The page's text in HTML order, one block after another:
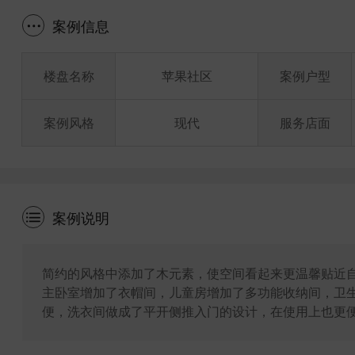
案例信息
楼盘名称
案例风格
苹果社区
现代
案例户型
服务店面
案例说明
简约的风格中添加了木元素，使空间看起来更温馨贴
主卧室增加了衣帽间，儿童房增加了多功能收纳间，
便，洗衣间做成了平开侧推入门的设计，在使用上也更